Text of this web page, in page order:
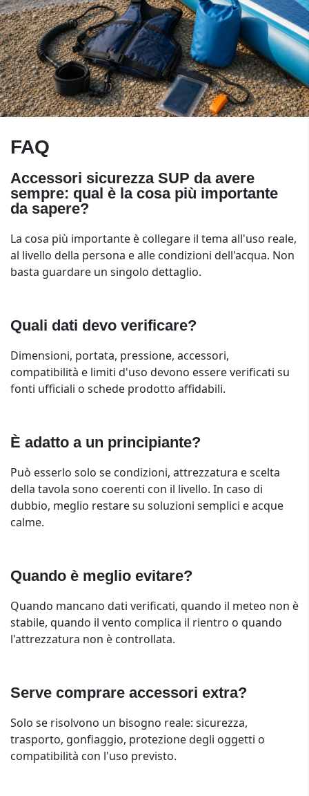
FAQ
Accessori sicurezza SUP da avere
sempre: qual è la cosa più importante
da sapere?
La cosa più importante è collegare il tema all'uso reale,
al livello della persona e alle condizioni dell'acqua. Non
basta guardare un singolo dettaglio.
Quali dati devo verificare?
Dimensioni, portata, pressione, accessori,
compatibilità e limiti d'uso devono essere verificati su
fonti ufficiali o schede prodotto affidabili.
È adatto a un principiante?
Può esserlo solo se condizioni, attrezzatura e scelta
della tavola sono coerenti con il livello. In caso di
dubbio, meglio restare su soluzioni semplici e acque
calme.
Quando è meglio evitare?
Quando mancano dati verificati, quando il meteo non è
stabile, quando il vento complica il rientro o quando
l'attrezzatura non è controllata.
Serve comprare accessori extra?
Solo se risolvono un bisogno reale: sicurezza,
trasporto, gonfiaggio, protezione degli oggetti o
compatibilità con l'uso previsto.